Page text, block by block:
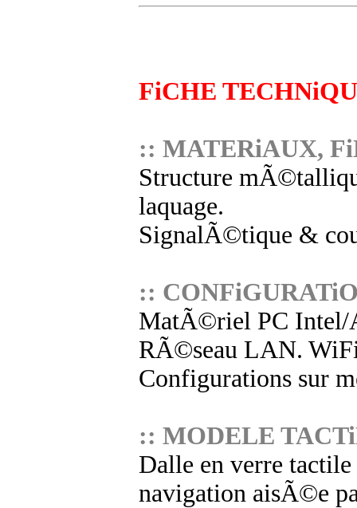
FiCHE
:: MATERiAUX,
Structure
laquage.
SignalÃ©tique &
::
MatÃ©riel PC Intel/
RÃ©seau LAN.
Configurations sur
:: MODELE
Dalle en verre
navigation aisÃ©e